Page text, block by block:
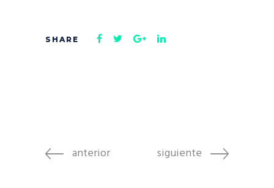
anterior siguiente